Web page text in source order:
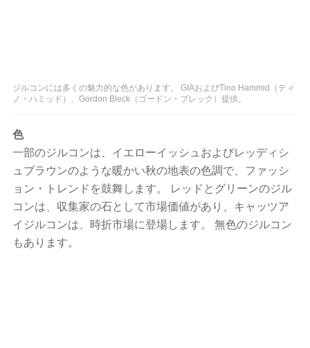
ジルコンには多くの魅力的な色があります。 GIAおよびTino Hammid（ティ
ノ・ハミッド）、Gordon Bleck（ゴードン・ブレック）提供。
色
一部のジルコンは、イエローイッシュおよびレッディシ
ュブラウンのような暖かい秋の地表の色調で、ファッシ
ョン・トレンドを鼓舞します。 レッドとグリーンのジル
コンは、収集家の石として市場価値があり、キャッツア
イジルコンは、時折市場に登場します。 無色のジルコン
もあります。